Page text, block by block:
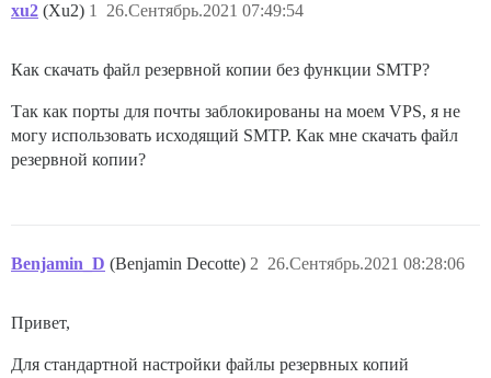
xu2 (Xu2) 26.Сентябрь.2021 07:49:54
1
Как скачать файл резервной копии без функции SMTP?
Так как порты для почты заблокированы на моем VPS, я не
могу использовать исходящий SMTP. Как мне скачать файл
резервной копии?
Benjamin_D (Benjamin Decotte) 26.Сентябрь.2021 08:28:06
2
Привет,
Для стандартной настройки файлы резервных копий